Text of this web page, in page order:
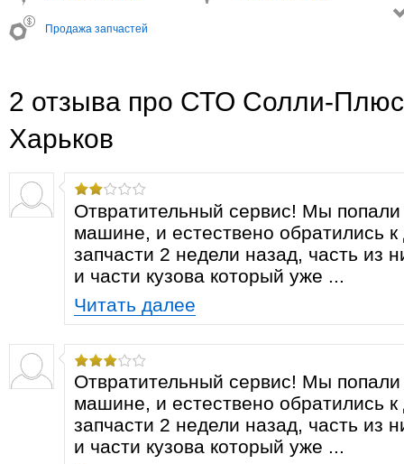
Продажа запчастей
2 отзыва про СТО Солли-Плюс
Харьков
Отвратительный сервис! Мы
машине, и естествено обратились
запчасти 2 недели назад, часть из
и части кузова который уже ...
Читать далее
Отвратительный сервис! Мы
машине, и естествено обратились
запчасти 2 недели назад, часть из
и части кузова который уже ...